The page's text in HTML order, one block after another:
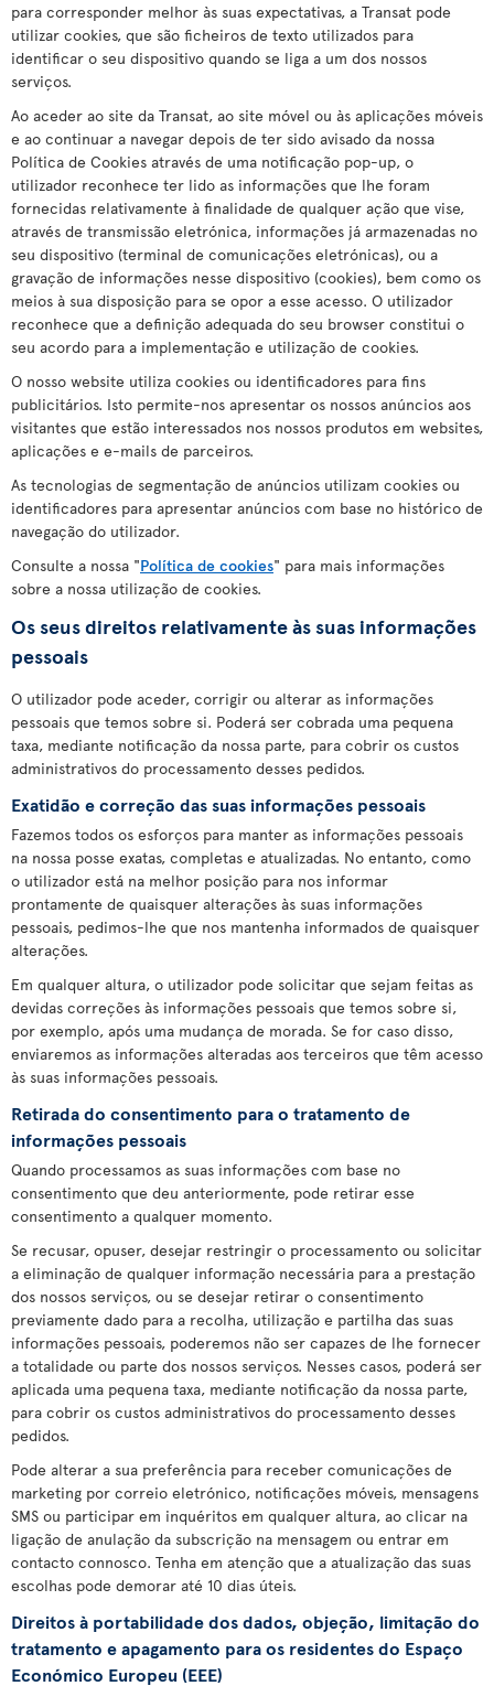
para corresponder melhor às suas expectativas, a Transat pode
utilizar cookies, que são ficheiros de texto utilizados para
identificar o seu dispositivo quando se liga a um dos nossos
serviços.
Ao aceder ao site da Transat, ao site móvel ou às aplicações móveis
e ao continuar a navegar depois de ter sido avisado da nossa
Política de Cookies através de uma notificação pop-up, o
utilizador reconhece ter lido as informações que lhe foram
fornecidas relativamente à finalidade de qualquer ação que vise,
através de transmissão eletrónica, informações já armazenadas no
seu dispositivo (terminal de comunicações eletrónicas), ou a
gravação de informações nesse dispositivo (cookies), bem como os
meios à sua disposição para se opor a esse acesso. O utilizador
reconhece que a definição adequada do seu browser constitui o
seu acordo para a implementação e utilização de cookies.
O nosso website utiliza cookies ou identificadores para fins
publicitários. Isto permite-nos apresentar os nossos anúncios aos
visitantes que estão interessados nos nossos produtos em websites,
aplicações e e-mails de parceiros.
As tecnologias de segmentação de anúncios utilizam cookies ou
identificadores para apresentar anúncios com base no histórico de
navegação do utilizador.
Consulte a nossa "Política de cookies" para mais informações
sobre a nossa utilização de cookies.
Os seus direitos relativamente às suas informações
pessoais
O utilizador pode aceder, corrigir ou alterar as informações
pessoais que temos sobre si. Poderá ser cobrada uma pequena
taxa, mediante notificação da nossa parte, para cobrir os custos
administrativos do processamento desses pedidos.
Exatidão e correção das suas informações pessoais
Fazemos todos os esforços para manter as informações pessoais
na nossa posse exatas, completas e atualizadas. No entanto, como
o utilizador está na melhor posição para nos informar
prontamente de quaisquer alterações às suas informações
pessoais, pedimos-lhe que nos mantenha informados de quaisquer
alterações.
Em qualquer altura, o utilizador pode solicitar que sejam feitas as
devidas correções às informações pessoais que temos sobre si,
por exemplo, após uma mudança de morada. Se for caso disso,
enviaremos as informações alteradas aos terceiros que têm acesso
às suas informações pessoais.
Retirada do consentimento para o tratamento de
informações pessoais
Quando processamos as suas informações com base no
consentimento que deu anteriormente, pode retirar esse
consentimento a qualquer momento.
Se recusar, opuser, desejar restringir o processamento ou solicitar
a eliminação de qualquer informação necessária para a prestação
dos nossos serviços, ou se desejar retirar o consentimento
previamente dado para a recolha, utilização e partilha das suas
informações pessoais, poderemos não ser capazes de lhe fornecer
a totalidade ou parte dos nossos serviços. Nesses casos, poderá ser
aplicada uma pequena taxa, mediante notificação da nossa parte,
para cobrir os custos administrativos do processamento desses
pedidos.
Pode alterar a sua preferência para receber comunicações de
marketing por correio eletrónico, notificações móveis, mensagens
SMS ou participar em inquéritos em qualquer altura, ao clicar na
ligação de anulação da subscrição na mensagem ou entrar em
contacto connosco. Tenha em atenção que a atualização das suas
escolhas pode demorar até 10 dias úteis.
Direitos à portabilidade dos dados, objeção, limitação do
tratamento e apagamento para os residentes do Espaço
Económico Europeu (EEE)